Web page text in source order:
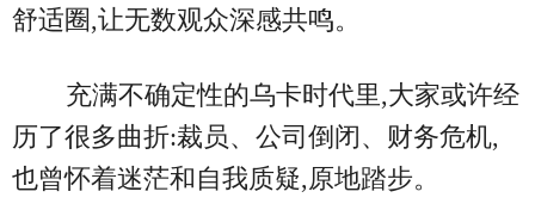
舒适圈,让无数观众深感共鸣。
充满不确定性的乌卡时代里,大家或许经
历了很多曲折:裁员、公司倒闭、财务危机,
也曾怀着迷茫和自我质疑,原地踏步。